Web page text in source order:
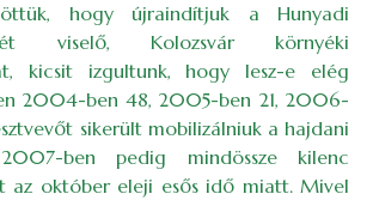
hogy újraindítjuk a Hunyadi
viselő, Kolozsvár környéki
kicsit izgultunk, hogy lesz-e elég
2004-ben 48, 2005-ben 21, 2006-
sikerült mobilizálniuk a hajdani
2007-ben pedig mindössze kilenc
az október eleji esős idő miatt. Mivel